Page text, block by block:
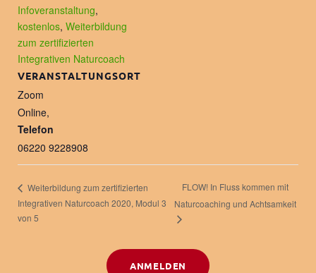
Infoveranstaltung,
kostenlos, Weiterbildung
zum zertifizierten
Integrativen Naturcoach
VERANSTALTUNGSORT
Zoom
Online,
Telefon
06220 9228908
Weiterbildung zum zertifizierten
Integrativen Naturcoach 2020, Modul 3
von 5
FLOW! In Fluss kommen mit
Naturcoaching und Achtsamkeit
ANMELDEN